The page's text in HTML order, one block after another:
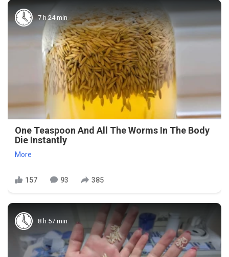
7 h 24 min
One Teaspoon And All The Worms In The Body
Die Instantly
More
157 93 385
8 h 57 min